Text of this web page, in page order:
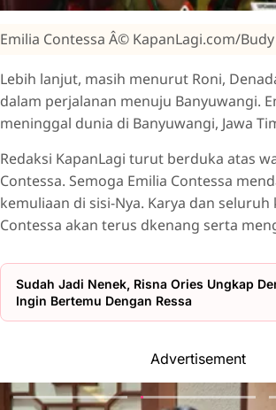
Emilia Contessa Â© KapanLagi.com/
Lebih lanjut, masih menurut Roni,
dalam perjalanan menuju Banyuwangi.
meninggal dunia di Banyuwangi, Jawa
Redaksi KapanLagi turut berduka atas
Contessa. Semoga Emilia Contessa
kemuliaan di sisi-Nya. Karya dan seluruh
Contessa akan terus dkenang serta
Sudah Jadi Nenek, Risna Ories Ungkap
Ingin Bertemu Dengan Ressa
Advertisement